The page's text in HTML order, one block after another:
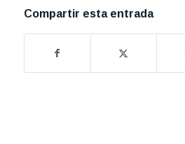
Compartir esta entrada